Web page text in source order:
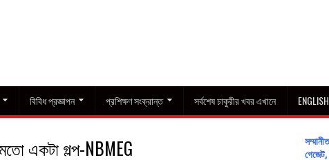
বিবিধ প্রজ্ঞাপন প্রশিক্ষণ সংক্রান্ত সর্বশেষ চাকুরীর খবর এখানে
একটা গল্প-NBMEG
গেজেট,